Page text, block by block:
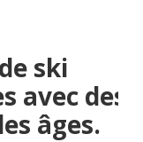
ski
avec des
âges.